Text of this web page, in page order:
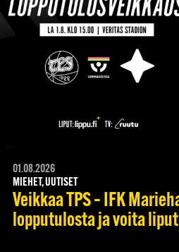
01.08.2026
MIEHET, UUTISET
Veikkaa TPS – IFK
lopputulosta ja voita